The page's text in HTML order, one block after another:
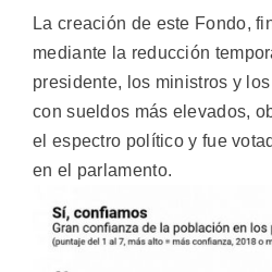
La creación de este Fondo,
mediante la reducción
presidente, los ministros y
con sueldos más elevados,
el espectro político y fue
en el parlamento.